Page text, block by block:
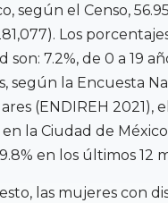
según el Censo,
Los
7.2%, de 0 a 19
según la Encuesta
(ENDIREH 2021),
la Ciudad de
en los últimos 12
las mujeres con